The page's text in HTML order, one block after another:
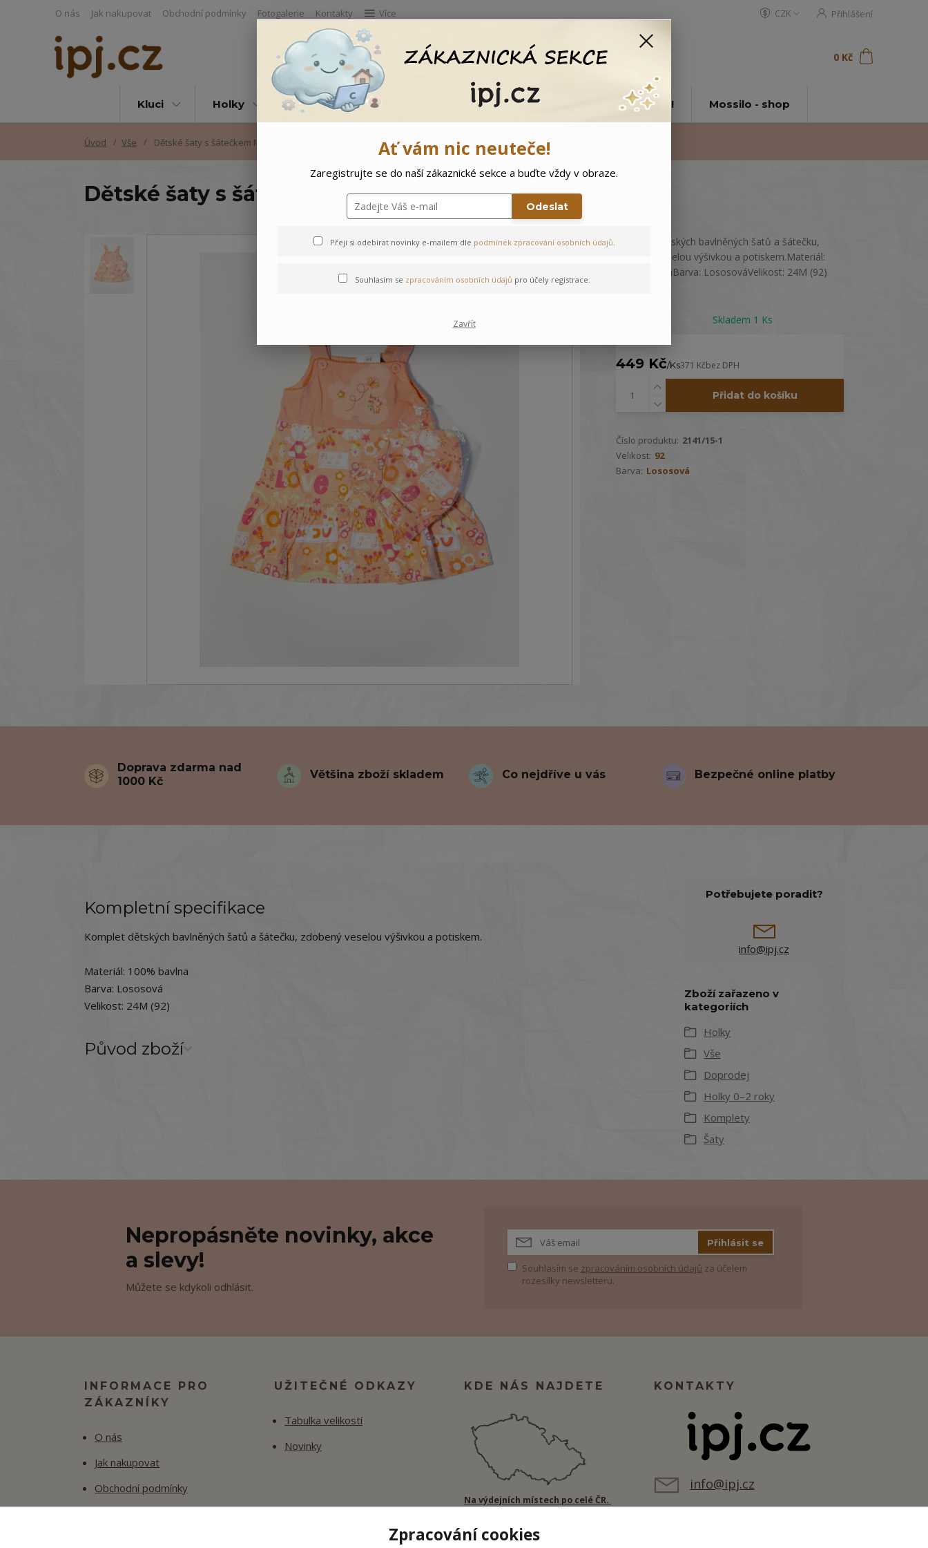
O nás Jak nakupovat Obchodní podmínky Fotogalerie Kontakty Více CZK Přihlášení
Hledat 0 Kč
Kluci Holky Vše Doprodej Ostatní 🌲 Vítejte ve světě Mossilo! Mossilo - shop
Úvod Vše Dětské šaty s šátečkem Motýlek
Dětské šaty s šátečkem Motýlek
Komplet dětských bavlněných šatů a šátečku,
zdobený veselou výšivkou a potiskem.Materiál:
100% bavlnaBarva: LososováVelikost: 24M (92)
Skladem 1 Ks
449 Kč/Ks371 Kčbez DPH
Přidat do košíku
Číslo produktu: 2141/15-1
Velikost: 92
Barva: Lososová
Doprava zdarma nad
1000 Kč
Většina zboží skladem Co nejdříve u vás Bezpečné online platby
Kompletní specifikace
Komplet dětských bavlněných šatů a šátečku, zdobený veselou výšivkou a potiskem.
Materiál: 100% bavlna
Barva: Lososová
Velikost: 24M (92)
Původ zboží
Potřebujete poradit?
info@ipj.cz
Zboží zařazeno v
kategoriích
Holky
Vše
Doprodej
Holky 0–2 roky
Komplety
Šaty
Nepropásněte novinky, akce
a slevy!
Můžete se kdykoli odhlásit.
Přihlásit se
Souhlasím se zpracováním osobních údajů za účelem
rozesílky newsletteru.
INFORMACE PRO
ZÁKAZNÍKY
O nás
Jak nakupovat
Obchodní podmínky
UŽITEČNÉ ODKAZY
Tabulka velikostí
Novinky
KDE NÁS NAJDETE
Na výdejních místech po celé ČR.
KONTAKTY
info@ipj.cz
Ať vám nic neuteče!
Zaregistrujte se do naší zákaznické sekce a buďte vždy v obraze.
Odeslat
Přeji si odebírat novinky e-mailem dle podmínek zpracování osobních údajů.
Souhlasím se zpracováním osobních údajů pro účely registrace.
Zavřít
Zpracování cookies